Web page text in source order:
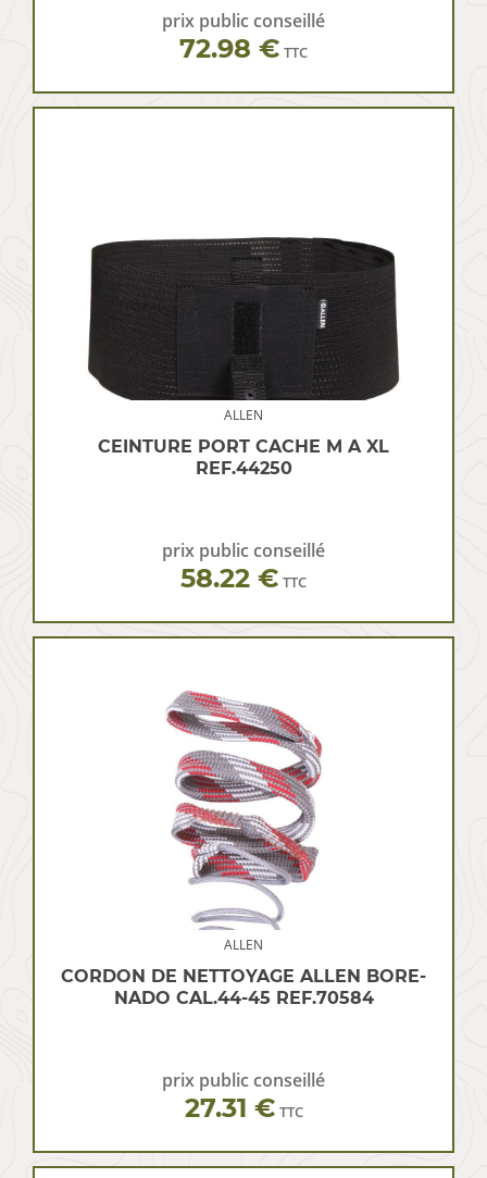
prix public conseillé
72.98 € TTC
ALLEN
CEINTURE PORT CACHE M A XL
REF.44250
prix public conseillé
58.22 € TTC
ALLEN
CORDON DE NETTOYAGE ALLEN BORE-
NADO CAL.44-45 REF.70584
prix public conseillé
27.31 € TTC